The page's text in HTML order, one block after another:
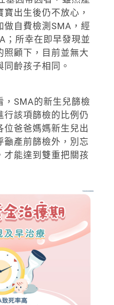
出生後仍不放心，
做自費檢測SMA，經
；所幸在即早發現並
照顧下，目前並無大
齡孩子相同。
，SMA的新生兒篩檢
行該項篩檢的比例仍
爸爸媽媽新生兒出
籲產前篩檢外，別忘
才能達到雙重把關孩